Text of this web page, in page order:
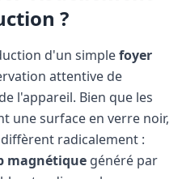
?
d'un simplefoyer
attentive de
l'appareil. Bien que les
une surface en verre noir,
radicalement :
magnétique généré par